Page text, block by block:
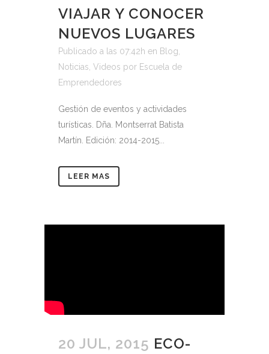
VIAJAR Y CONOCER
NUEVOS LUGARES
Publicado a las 07:42h en Blog
Noticias Videos por Escuela de
Emprendedores
Gestión de eventos y actividades
turísticas. Dña. Montserrat Batista
Martín. Edición: 2014-2015...
LEER MAS
20 JUL, 2015 ECO-